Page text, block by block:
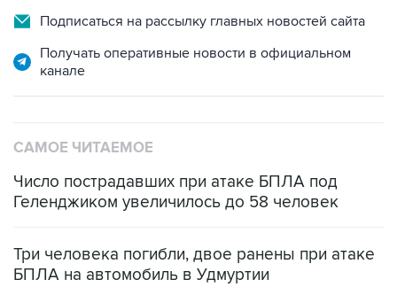
Подписаться на рассылку главных новостей сайта
Получать оперативные новости в официальном
канале
САМОЕ ЧИТАЕМОЕ
Число пострадавших при атаке БПЛА под
Геленджиком увеличилось до 58 человек
Три человека погибли, двое ранены при атаке
БПЛА на автомобиль в Удмуртии